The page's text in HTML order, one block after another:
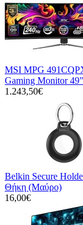
MSI MPG
Gaming Monitor
1.243,50€
Belkin Secure
Θήκη (Μαύρο)
16,00€